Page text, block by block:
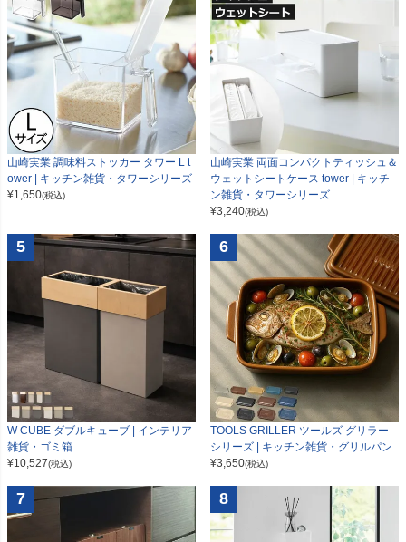
山崎実業 調味料ストッカー タワー L t
ower | キッチン雑貨・タワーシリーズ
¥1,650(税込)
山崎実業 両面コンパクトティッシュ＆
ウェットシートケース tower | キッチ
ン雑貨・タワーシリーズ
¥3,240(税込)
5
W CUBE ダブルキューブ | インテリア
雑貨・ゴミ箱
¥10,527(税込)
6
TOOLS GRILLER ツールズ グリラー
シリーズ | キッチン雑貨・グリルパン
¥3,650(税込)
7 8